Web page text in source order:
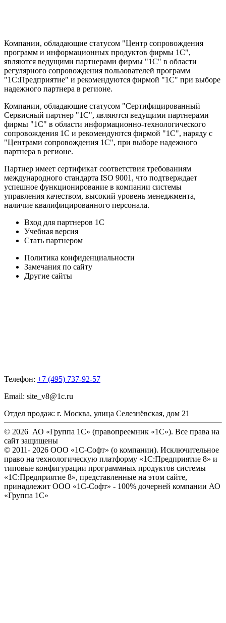
Компании, обладающие статусом "Центр сопровождения
программ и информационных продуктов фирмы 1С",
являются ведущими партнерами фирмы "1С" в области
регулярного сопровождения пользователей программ
"1С:Предприятие" и рекомендуются фирмой "1С" при выборе
надежного партнера в регионе.
Компании, обладающие статусом "Сертифицированный
Сервисный партнер "1С", являются ведущими партнерами
фирмы "1С" в области информационно-технологического
сопровождения 1C и рекомендуются фирмой "1С", наряду с
"Центрами сопровождения 1С", при выборе надежного
партнера в регионе.
Партнер имеет сертификат соответствия требованиям
международного стандарта ISO 9001, что подтверждает
успешное функционирование в компании системы
управления качеством, высокий уровень менеджмента,
наличие квалифицированного персонала.
Вход для партнеров 1С
Учебная версия
Стать партнером
Политика конфиденциальности
Замечания по сайту
Другие сайты
Телефон: +7 (495) 737-92-57
Email: site_v8@1c.ru
Отдел продаж: г. Москва, улица Селезнёвская, дом 21
© 2026 АО «Группа 1С» (правопреемник «1С»). Все права на
сайт защищены
© 2011- 2026 ООО «1С-Софт» (о компании). Исключительное
право на технологическую платформу «1С:Предприятие 8» и
типовые конфигурации программных продуктов системы
«1С:Предприятие 8», представленные на этом сайте,
принадлежит ООО «1С-Софт» - 100% дочерней компании АО
«Группа 1С»